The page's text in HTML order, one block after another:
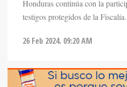
testigos protegidos de la Fiscalía.